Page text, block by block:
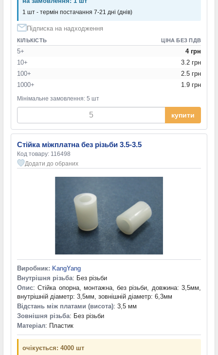
1 шт - термін постачання 7-21 дні (днів)
Підписка на надходження
КІЛЬКІСТЬ ЦІНА БЕЗ ПДВ
5+
4 грн
10+
3.2 грн
100+
2.5 грн
1000+
1.9 грн
Мінімальне замовлення: 5 шт
купити
Стійка міжплатна без різьби 3.5-3.5
Код товару: 116498
Додати до обраних
Виробник: KangYang
Внутрішня різьба: Без різьби
Опис: Стійка опорна, монтажна, без різьби, довжина: 3,5мм,
внутрішній діаметр: 3,5мм, зовнішній діаметр: 6,3мм
Відстань між платами (висота): 3,5 мм
Зовнішня різьба: Без різьби
Матеріал: Пластик
очікується: 4000 шт